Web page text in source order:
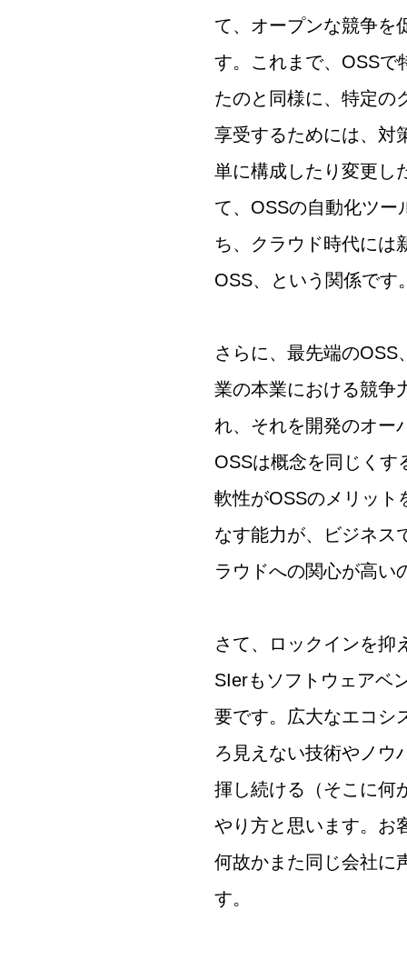
て、オープンな競争を
す。これまで、OSSで
たのと同様に、特定の
享受するためには、対
単に構成したり変更し
て、OSSの自動化ツー
ち、クラウド時代には
OSS、という関係です
さらに、最先端の
業の本業における競争
れ、それを開発のオー
OSSは概念を同じくす
軟性がOSSのメリット
なす能力が、ビジネス
ラウドへの関心が高い
さて、ロックインを抑
SIerもソフトウェアベ
要です。広大なエコシ
ろ見えない技術やノウ
揮し続ける（そこに何
やり方と思います。お
何故かまた同じ会社に
す。